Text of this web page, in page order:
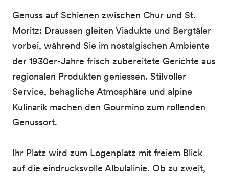
Genuss auf Schienen zwischen Chur und St.
Moritz: Draussen gleiten Viadukte und Bergtäler
vorbei, während Sie im nostalgischen Ambiente
der 1930er-Jahre frisch zubereitete Gerichte aus
regionalen Produkten geniessen. Stilvoller
Service, behagliche Atmosphäre und alpine
Kulinarik machen den Gourmino zum rollenden
Genussort.
Ihr Platz wird zum Logenplatz mit freiem Blick
auf die eindrucksvolle Albulalinie. Ob zu zweit,